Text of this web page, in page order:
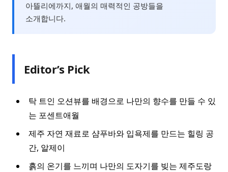
아뜰리에까지, 애월의 매력적인 공방들을
소개합니다.
Editor’s Pick
탁 트인 오션뷰를 배경으로 나만의 향수를 만들 수 있
는 포센트애월
제주 자연 재료로 샴푸바와 입욕제를 만드는 힐링 공
간, 알제이
흙의 온기를 느끼며 나만의 도자기를 빚는 제주도랑